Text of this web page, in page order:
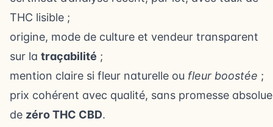
THC lisible ;
origine, mode de culture et vendeur transparent
sur la traçabilité ;
mention claire si fleur naturelle ou fleur boostée ;
prix cohérent avec qualité, sans promesse absolue
de zéro THC CBD.